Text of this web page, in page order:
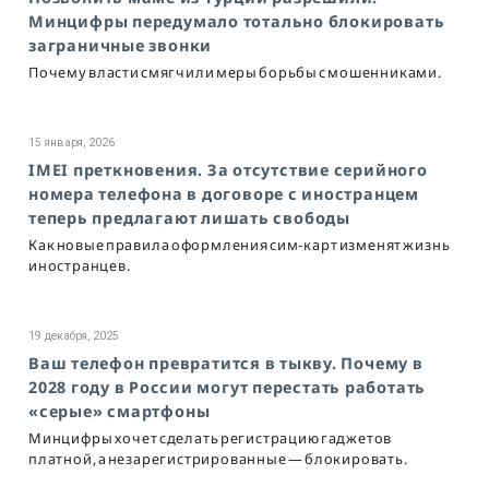
Минцифры передумало тотально блокировать
заграничные звонки
Почему власти смягчили меры борьбы с мошенниками.
15 января, 2026
IMEI преткновения. За отсутствие серийного
номера телефона в договоре с иностранцем
теперь предлагают лишать свободы
Как новые правила оформления сим-карт изменят жизнь
иностранцев.
19 декабря, 2025
Ваш телефон превратится в тыкву. Почему в
2028 году в России могут перестать работать
«серые» смартфоны
Минцифры хочет сделать регистрацию гаджетов
платной, а незарегистрированные — блокировать.